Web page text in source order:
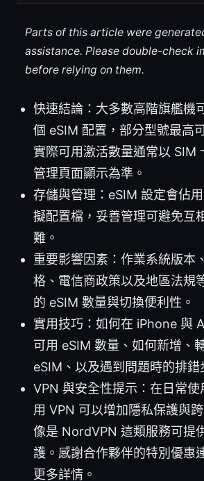
Parts of this article were
assistance. Please double-check
before relying on them.
快速結論：大多數高階旗艦機
個 eSIM 配置，部分型號最高
實際可用激活數量通常以 SIM
管理頁面顯示為準。
存儲與管理：eSIM 設定會佔
擬配置檔，妥善管理可避免互
難。
重要影響因素：作業系統版本
格、電信商政策以及地區法規
的 eSIM 數量與切換便利性。
實用技巧：如何在 iPhone 與
可用 eSIM 數量、如何新增、
eSIM、以及遇到問題時的排錯
VPN 與安全性提示：在日常
用 VPN 可以增加隱私保護與
像是 NordVPN 這類服務可提
護。感謝合作夥伴的特別優惠
更多詳情。